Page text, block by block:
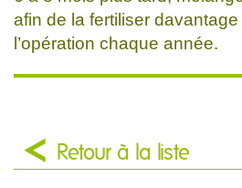
afin de la fertiliser
l’opération chaque année.
Retour à la liste